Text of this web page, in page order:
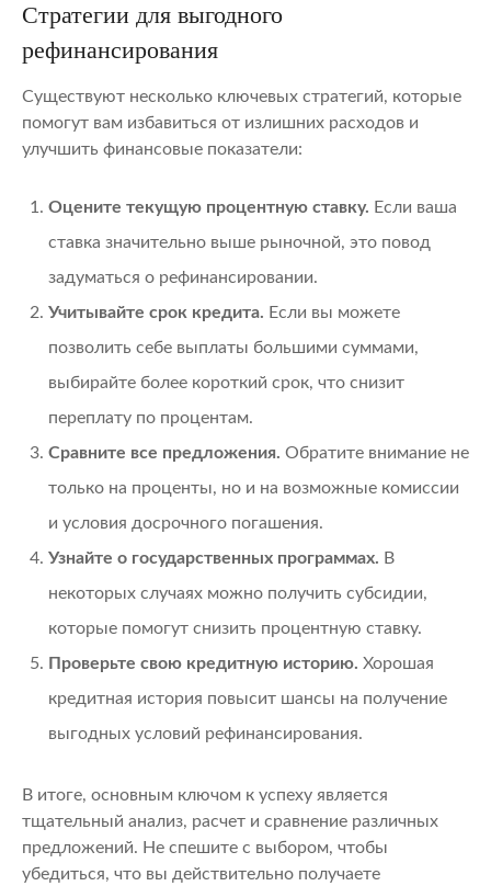
Стратегии для выгодного
рефинансирования
Существуют несколько ключевых стратегий, которые
помогут вам избавиться от излишних расходов и
улучшить финансовые показатели:
Оцените текущую процентную ставку. Если ваша
ставка значительно выше рыночной, это повод
задуматься о рефинансировании.
Учитывайте срок кредита. Если вы можете
позволить себе выплаты большими суммами,
выбирайте более короткий срок, что снизит
переплату по процентам.
Сравните все предложения. Обратите внимание не
только на проценты, но и на возможные комиссии
и условия досрочного погашения.
Узнайте о государственных программах. В
некоторых случаях можно получить субсидии,
которые помогут снизить процентную ставку.
Проверьте свою кредитную историю. Хорошая
кредитная история повысит шансы на получение
выгодных условий рефинансирования.
В итоге, основным ключом к успеху является
тщательный анализ, расчет и сравнение различных
предложений. Не спешите с выбором, чтобы
убедиться, что вы действительно получаете